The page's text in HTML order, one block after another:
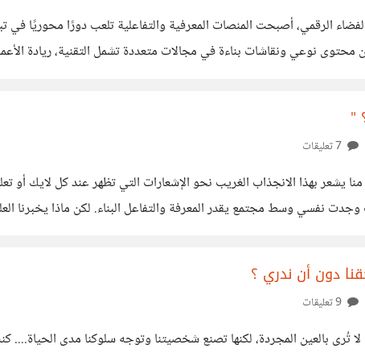
نوعي ونقاشات بناءة في مجالات متعددة تشمل التقنية، ريادة
"
منا يشعر بهذا الانجذاب الغريب نحو الإشعارات التي تظهر عند كل
وسط مجتمع يقدر المعرفة والتفاعل البناء. لكن ماذا يخبرنا
دون أن ندري ؟
لا تُرى بالعين المجردة، لكنها تصنع شخصيتنا وتوجه سلوكنا مدى